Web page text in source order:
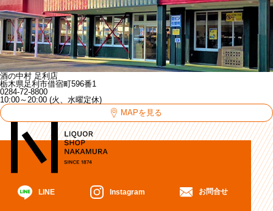
酒の中村 足利店
栃木県足利市借宿町596番1
0284-72-8800
10:00～20:00 (火、水曜定休)
MAPを見る
LINE Instagram お問合せ